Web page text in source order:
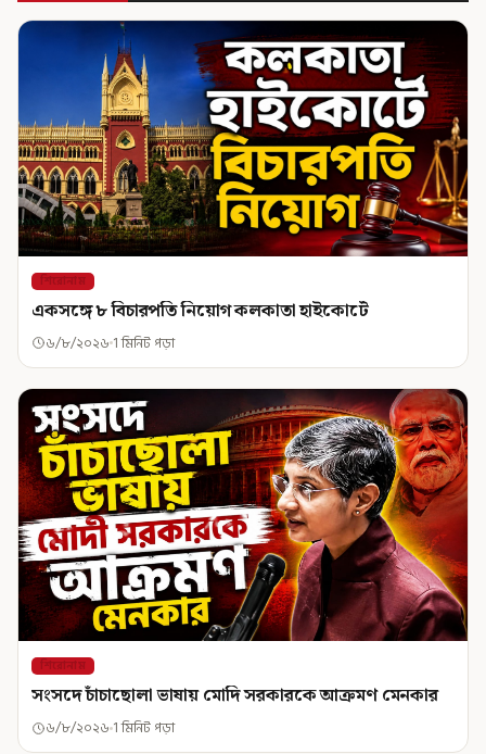
শিরোনাম
একসঙ্গে ৮ বিচারপতি নিয়োগ কলকাতা হাইকোর্টে
৬/৮/২০২৬ 1 মিনিট পড়া
শিরোনাম
সংসদে চাঁচাছোলা ভাষায় মোদি সরকারকে আক্রমণ মেনকার
৬/৮/২০২৬ 1 মিনিট পড়া